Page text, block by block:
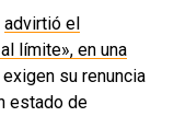
advirtió el
límite», en una
su renuncia
estado de